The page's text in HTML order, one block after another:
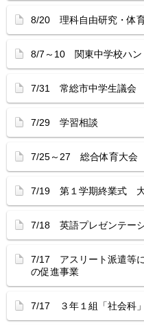
8/20 理科自由研究・体
8/7～10 関東中学校ハン
7/31 常総市中学生議会
7/29 学習相談
7/25～27 総合体育大会
7/19 第１学期終業式
7/18 英語プレゼンテー
7/17 アスリート派遣等
の促進事業
7/17 ３年１組「社会科」